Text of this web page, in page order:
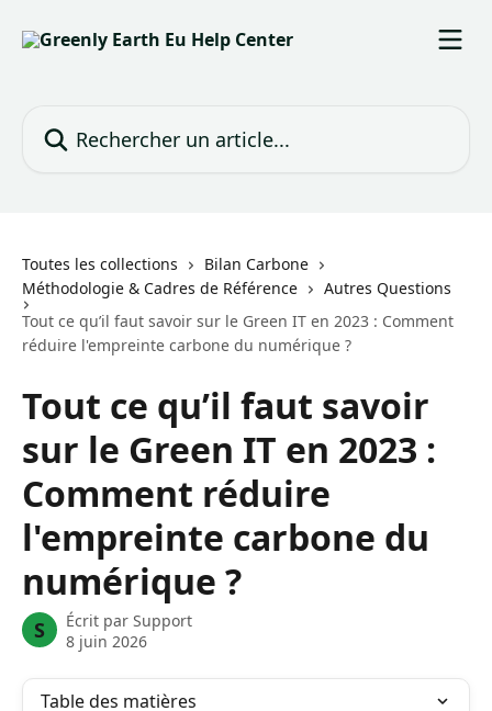
Toutes les collections
Bilan Carbone
Méthodologie & Cadres de Référence
Autres Questions
Tout ce qu’il faut savoir sur le Green IT en 2023 : Comment
réduire l'empreinte carbone du numérique ?
Tout ce qu’il faut savoir
sur le Green IT en 2023 :
Comment réduire
l'empreinte carbone du
numérique ?
S Écrit par Support
8 juin 2026
Table des matières